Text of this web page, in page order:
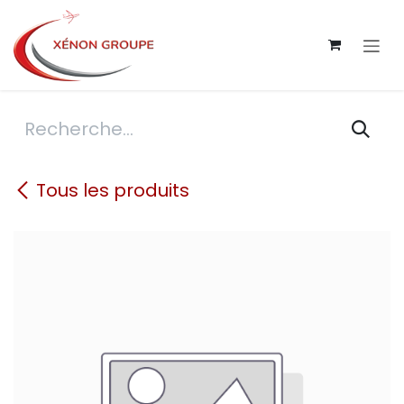
Se rendre au contenu
Tous les produits